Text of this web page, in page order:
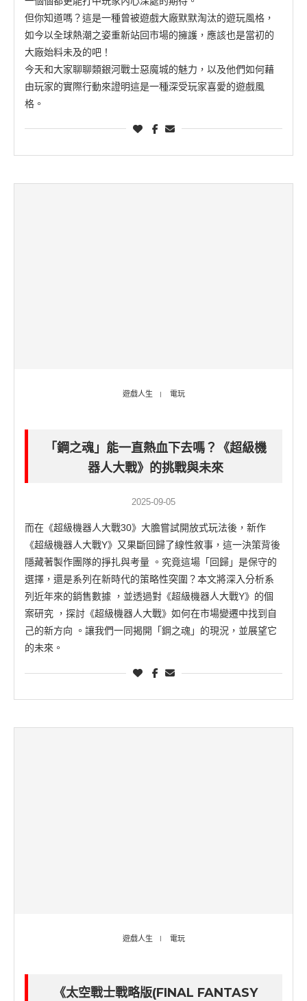
但你知道嗎？這是一種曾被遊戲大廠默默淘汰的遊玩風格，
如今以全球熱潮之姿重新站回市場的擁護，應該也是當初的
大廠始料未及的吧！
今天和大家聊聊類銀河戰士惡魔城的魅力，以及他們如何藉
由玩家的實際行動來證明這是一種深受玩家喜愛的遊戲風
格。
遊戲人生 電玩
「鋼之魂」能一直熱血下去嗎？《超級機
器人大戰》的挑戰與未來
2025-09-05
而在《超級機器人大戰30》大膽嘗試開放式玩法後，新作
《超級機器人大戰Y》又果斷回歸了線性敘事，這一決策背後
隱藏著製作團隊的掙扎與考量 。究竟這場「回歸」是保守的
選擇，還是系列在新時代的策略性突圍？本文將深入分析系
列近年來的銷售數據 ，並透過對《超級機器人大戰Y》的個
案研究 ，探討《超級機器人大戰》如何在市場變遷中找到自
己的新方向 。讓我們一同揭開「鋼之魂」的現況，並展望它
的未來。
遊戲人生 電玩
《太空戰士戰略版(FINAL FANTASY